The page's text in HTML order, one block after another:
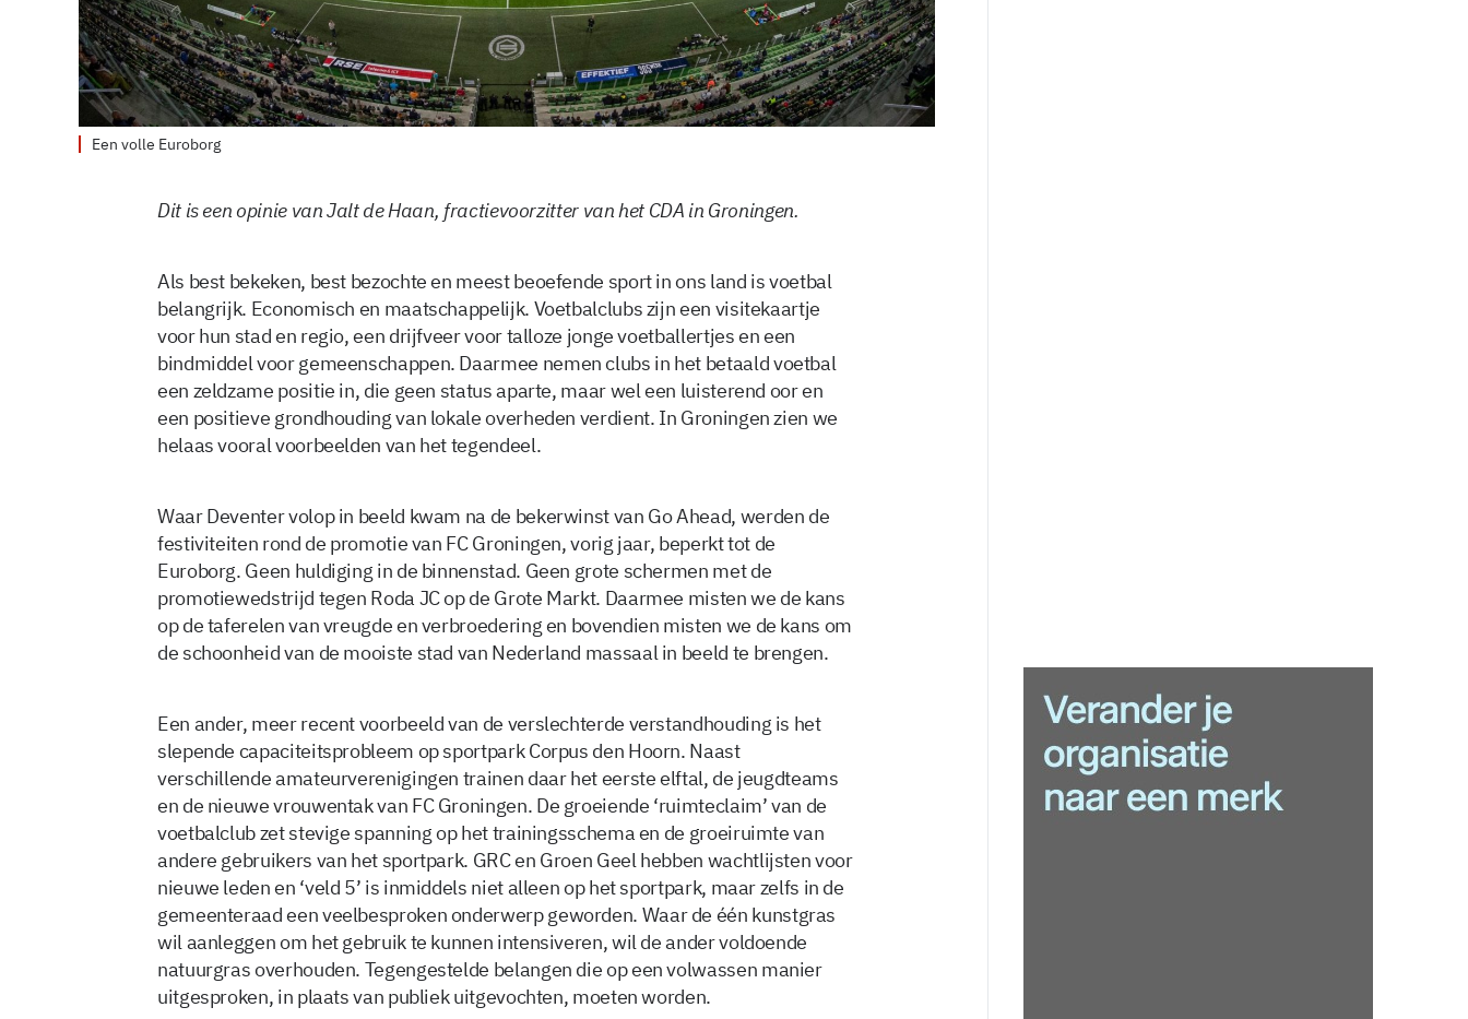
Een volle Euroborg
Dit is een opinie van Jalt de Haan, fractievoorzitter van het CDA in Groningen.
Als best bekeken, best bezochte en meest beoefende sport in ons land is voetbal
belangrijk. Economisch en maatschappelijk. Voetbalclubs zijn een visitekaartje
voor hun stad en regio, een drijfveer voor talloze jonge voetballertjes en een
bindmiddel voor gemeenschappen. Daarmee nemen clubs in het betaald voetbal
een zeldzame positie in, die geen status aparte, maar wel een luisterend oor en
een positieve grondhouding van lokale overheden verdient. In Groningen zien we
helaas vooral voorbeelden van het tegendeel.
Waar Deventer volop in beeld kwam na de bekerwinst van Go Ahead, werden de
festiviteiten rond de promotie van FC Groningen, vorig jaar, beperkt tot de
Euroborg. Geen huldiging in de binnenstad. Geen grote schermen met de
promotiewedstrijd tegen Roda JC op de Grote Markt. Daarmee misten we de kans
op de taferelen van vreugde en verbroedering en bovendien misten we de kans om
de schoonheid van de mooiste stad van Nederland massaal in beeld te brengen.
Een ander, meer recent voorbeeld van de verslechterde verstandhouding is het
slepende capaciteitsprobleem op sportpark Corpus den Hoorn. Naast
verschillende amateurverenigingen trainen daar het eerste elftal, de jeugdteams
en de nieuwe vrouwentak van FC Groningen. De groeiende ‘ruimteclaim’ van de
voetbalclub zet stevige spanning op het trainingsschema en de groeiruimte van
andere gebruikers van het sportpark. GRC en Groen Geel hebben wachtlijsten voor
nieuwe leden en ‘veld 5’ is inmiddels niet alleen op het sportpark, maar zelfs in de
gemeenteraad een veelbesproken onderwerp geworden. Waar de één kunstgras
wil aanleggen om het gebruik te kunnen intensiveren, wil de ander voldoende
natuurgras overhouden. Tegengestelde belangen die op een volwassen manier
uitgesproken, in plaats van publiek uitgevochten, moeten worden.